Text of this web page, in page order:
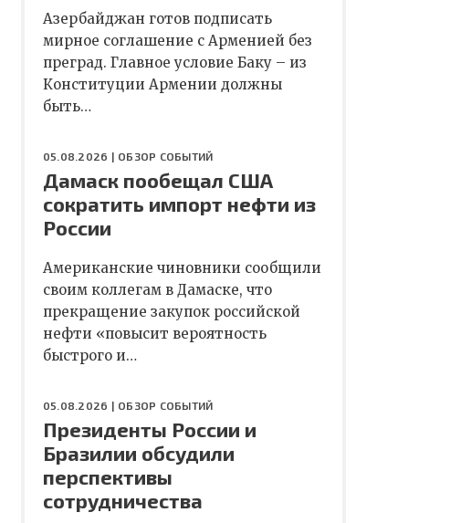
Азербайджан готов подписать
мирное соглашение с Арменией без
преград. Главное условие Баку – из
Конституции Армении должны
быть…
05.08.2026 | ОБЗОР СОБЫТИЙ
Дамаск пообещал США
сократить импорт нефти из
России
Американские чиновники сообщили
своим коллегам в Дамаске, что
прекращение закупок российской
нефти «повысит вероятность
быстрого и…
05.08.2026 | ОБЗОР СОБЫТИЙ
Президенты России и
Бразилии обсудили
перспективы
сотрудничества